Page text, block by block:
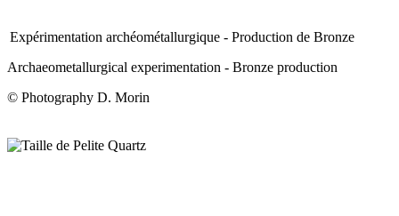
Expérimentation archéométallurgique - Production de Bronze
Archaeometallurgical experimentation - Bronze production
© Photography D. Morin